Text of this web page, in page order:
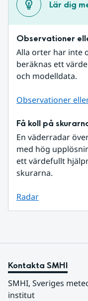
Lär dig
Observationer
Alla orter har inte
beräknas ett
och modelldata.
Observationer
Få koll på
En väderradar
med hög
ett värdefullt
skurarna.
Radar
Kontakta SMHI
SMHI, Sveriges
institut